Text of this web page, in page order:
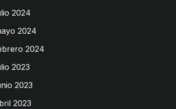
2024
2024
2024
2023
2023
2023